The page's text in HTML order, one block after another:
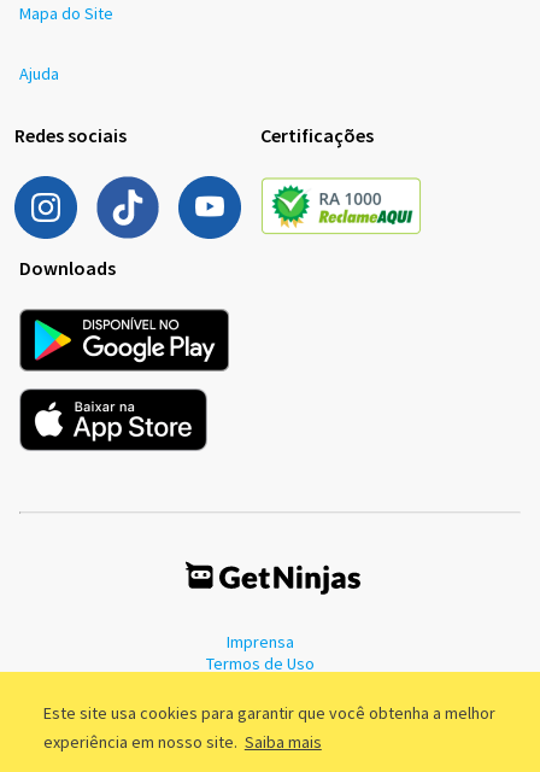
Este site usa cookies para garantir que você obtenha a melhor
experiência em nosso site. Saiba mais
Mapa do Site
Ajuda
Redes sociais Certificações
Downloads
Imprensa
Termos de Uso